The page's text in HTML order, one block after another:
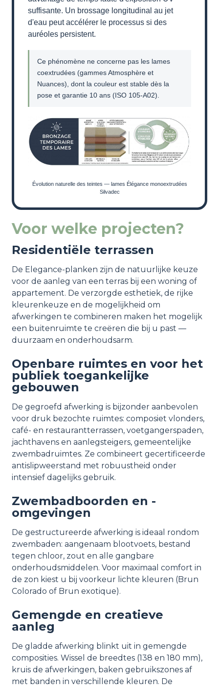
suffisante. Un brossage longitudinal au jet
d'eau peut accélérer le processus si des
auréoles persistent.
Ce phénomène ne concerne pas les lames
coextrudées (gammes Atmosphère et
Nuances), dont la couleur est stable dès la
pose et garantie 10 ans (ISO 105-A02).
Évolution naturelle des teintes — lames Élégance monoextrudées
Silvadec
Voor welke projecten?
Residentiële terrassen
De Elegance-planken zijn de natuurlijke keuze
voor de aanleg van een terras bij een woning of
appartement. De verzorgde esthetiek, de rijke
kleurenkeuze en de mogelijkheid om
afwerkingen te combineren maken het mogelijk
een buitenruimte te creëren die bij u past —
duurzaam en onderhoudsarm.
Openbare ruimtes en voor het
publiek toegankelijke
gebouwen
De gegroefd afwerking is bijzonder aanbevolen
voor druk bezochte ruimtes: composiet vlonders,
café- en restaurantterrassen, voetgangerspaden,
jachthavens en aanlegsteigers, gemeentelijke
zwembadruimtes. Ze combineert gecertificeerde
antislipweerstand met robuustheid onder
intensief dagelijks gebruik.
Zwembadboorden en -
omgevingen
De gestructureerde afwerking is ideaal rondom
zwembaden: aangenaam blootvoets, bestand
tegen chloor, zout en alle gangbare
onderhoudsmiddelen. Voor maximaal comfort in
de zon kiest u bij voorkeur lichte kleuren (Brun
Colorado of Brun exotique).
Gemengde en creatieve
aanleg
De gladde afwerking blinkt uit in gemengde
composities. Wissel de breedtes (138 en 180 mm),
kruis de afwerkingen, baken gebruikszones af
met banden in verschillende kleuren. De